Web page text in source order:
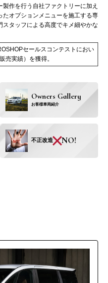
Owners Gallery
お客様車両紹介
不正改造×NO!
作を行う自社ファクトリーに加え
オプションメニューを施工する専
タッフによる高度でキメ細やかな
セールスコンテストにおい
売実績）を獲得。